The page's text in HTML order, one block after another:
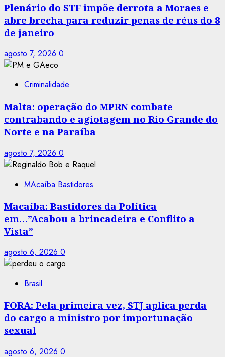
Plenário do STF impõe derrota a Moraes e
abre brecha para reduzir penas de réus do 8
de janeiro
agosto 7, 2026 0
Criminalidade
Malta: operação do MPRN combate
contrabando e agiotagem no Rio Grande do
Norte e na Paraíba
agosto 7, 2026 0
MAcaíba Bastidores
Macaíba: Bastidores da Política
em…”Acabou a brincadeira e Conflito a
Vista”
agosto 6, 2026 0
Brasil
FORA: Pela primeira vez, STJ aplica perda
do cargo a ministro por importunação
sexual
agosto 6, 2026 0